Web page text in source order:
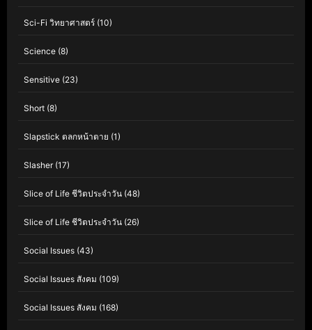
Sci-Fi วิทยาศาสตร์ (10)
Science (8)
Sensitive (23)
Short (8)
Slapstick ตลกหน้าตาย (1)
Slasher(17)
Slice of Life ชีวิตประจำวัน (48)
Slice of Life ชีวิตประจำวัน (26)
Social Issues (43)
Social Issues สังคม (109)
Social Issues สังคม (168)